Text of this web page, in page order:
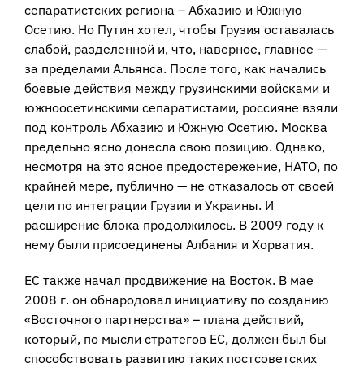
сепаратистских региона – Абхазию и Южную
Осетию. Но Путин хотел, чтобы Грузия оставалась
слабой, разделенной и, что, наверное, главное —
за пределами Альянса. После того, как начались
боевые действия между грузинскими войсками и
южноосетинскими сепаратистами, россияне взяли
под контроль Абхазию и Южную Осетию. Москва
предельно ясно донесла свою позицию. Однако,
несмотря на это ясное предостережение, НАТО, по
крайней мере, публично — не отказалось от своей
цели по интеграции Грузии и Украины. И
расширение блока продолжилось. В 2009 году к
нему были присоединены Албания и Хорватия.
ЕС также начал продвижение на Восток. В мае
2008 г. он обнародовал инициативу по созданию
«Восточного партнерства» – плана действий,
который, по мысли стратегов ЕС, должен был бы
способствовать развитию таких постсоветских